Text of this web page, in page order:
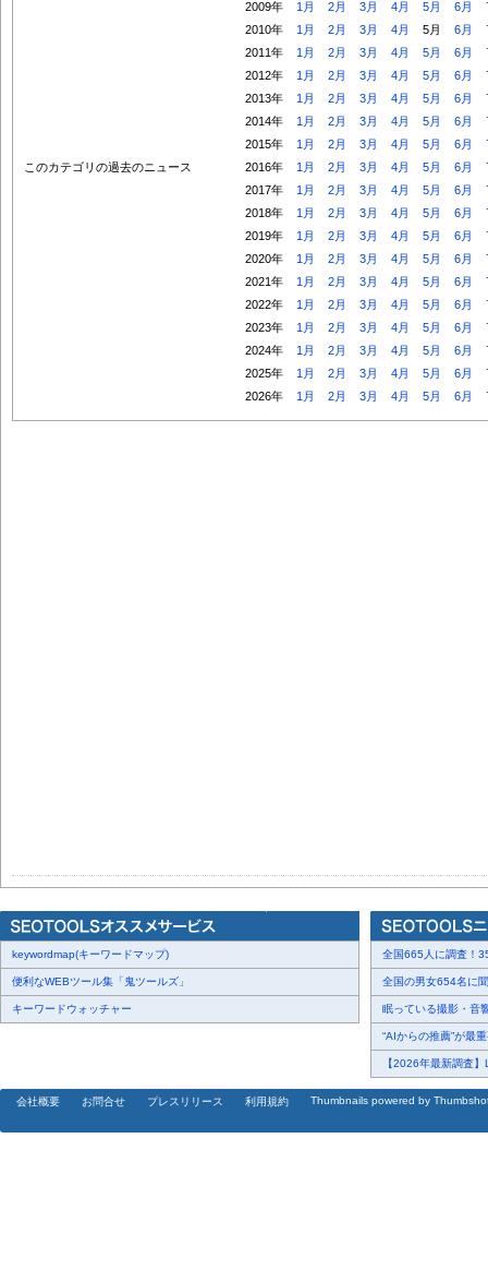
このカテゴリの過去のニュース
2009年 1月 2月 3月 4月 5月 6月
2010年
1月 2月 3月 4月 5月 6月
2011年
1月 2月 3月 4月 5月 6月
2012年
1月 2月 3月 4月 5月 6月
2013年
1月 2月 3月 4月 5月 6月
2014年
1月 2月 3月 4月 5月 6月
2015年
1月 2月 3月 4月 5月 6月
2016年
1月 2月 3月 4月 5月 6月
2017年
1月 2月 3月 4月 5月 6月
2018年
1月 2月 3月 4月 5月 6月
2019年
1月 2月 3月 4月 5月 6月
2020年
1月 2月 3月 4月 5月 6月
2021年
1月 2月 3月 4月 5月 6月
2022年
1月 2月 3月 4月 5月 6月
2023年
1月 2月 3月 4月 5月 6月
2024年
1月 2月 3月 4月 5月 6月
2025年
1月 2月 3月 4月 5月 6月
2026年
1月 2月 3月 4月 5月 6月
keywordmap(キーワードマップ)
便利なWEBツール集「鬼ツールズ」
キーワードウォッチャー
全国665人に調査！
全国の男女654名に
眠っている撮影・音
“AIからの推薦”が最
【2026年最新調査
会社概要 お問合せ プレスリリース 利用規約 Thumbnails powered by